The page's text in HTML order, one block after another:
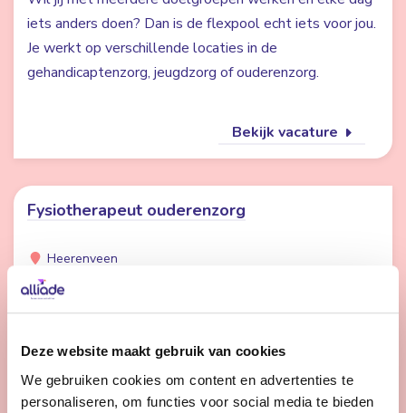
Deze website maakt gebruik van cookies
We gebruiken cookies om content en advertenties te
personaliseren, om functies voor social media te bieden
iets anders doen? Dan is de flexpool echt iets voor jou.
Je werkt op verschillende locaties in de
gehandicaptenzorg, jeugdzorg of ouderenzorg.
Bekijk vacature
Fysiotherapeut ouderenzorg
Heerenveen
24 uur | Deeltijds, Bepaalde tijd
Werken bij Alliade betekent werken in een
helpt langer zelfstandig en comfortabel te leven.